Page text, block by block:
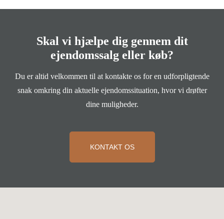
Skal vi hjælpe dig gennem dit
ejendomssalg eller køb?
Du er altid velkommen til at kontakte os for en udforpligtende
snak omkring din aktuelle ejendomssituation, hvor vi drøfter
dine muligheder.
KONTAKT OS